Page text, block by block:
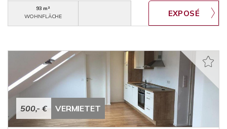
93 m²
WOHNFLÄCHE
500,- € VERMIETET